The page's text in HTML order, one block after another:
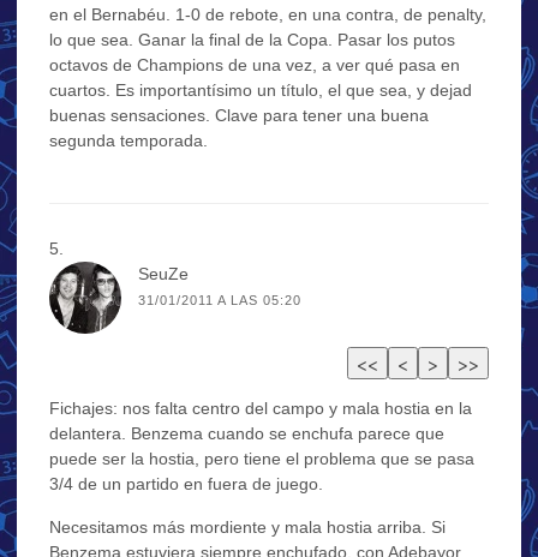
en el Bernabéu. 1-0 de rebote, en una contra, de penalty,
lo que sea. Ganar la final de la Copa. Pasar los putos
octavos de Champions de una vez, a ver qué pasa en
cuartos. Es importantísimo un título, el que sea, y dejad
buenas sensaciones. Clave para tener una buena
segunda temporada.
SeuZe
31/01/2011 A LAS 05:20
Fichajes: nos falta centro del campo y mala hostia en la
delantera. Benzema cuando se enchufa parece que
puede ser la hostia, pero tiene el problema que se pasa
3/4 de un partido en fuera de juego.
Necesitamos más mordiente y mala hostia arriba. Si
Benzema estuviera siempre enchufado, con Adebayor